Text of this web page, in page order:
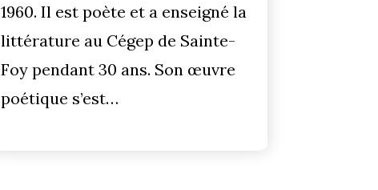
1960. Il est poète et a enseigné la
littérature au Cégep de Sainte-
Foy pendant 30 ans. Son œuvre
poétique s’est…